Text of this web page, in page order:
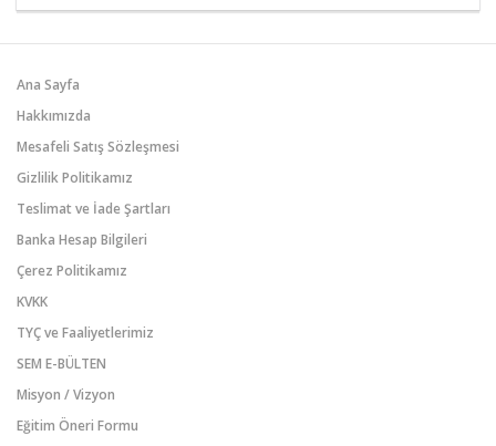
Ana Sayfa
Hakkımızda
Mesafeli Satış Sözleşmesi
Gizlilik Politikamız
Teslimat ve İade Şartları
Banka Hesap Bilgileri
Çerez Politikamız
KVKK
TYÇ ve Faaliyetlerimiz
SEM E-BÜLTEN
Misyon / Vizyon
Eğitim Öneri Formu